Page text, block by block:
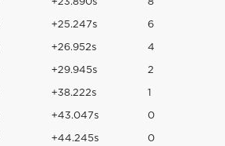
+25.247s 6
+26.952s 4
+29.945s 2
+38.222s 1
+43.047s 0
+44.245s 0